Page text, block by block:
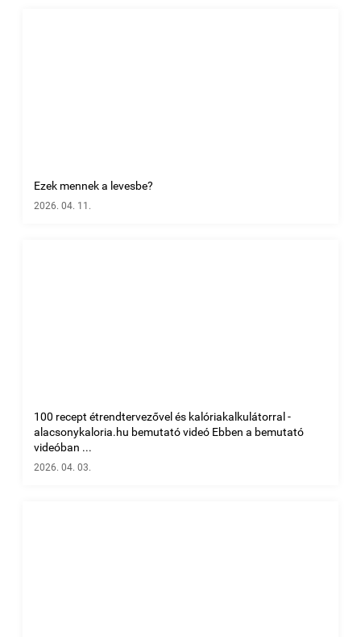
Ezek mennek a levesbe?
2026. 04. 11.
100 recept étrendtervezővel és kalóriakalkulátorral -
alacsonykaloria.hu bemutató videó Ebben a bemutató
videóban ...
2026. 04. 03.